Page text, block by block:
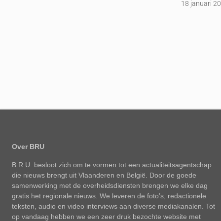
18 januari
Over BRU
B.R.U. besloot zich om te vormen tot een actualiteitsagentschap
die nieuws brengt uit Vlaanderen en België. Door de goede
samenwerking met de overheidsdiensten brengen we elke dag
gratis het regionale nieuws. We leveren de foto’s, redactionele
teksten, audio en video interviews aan diverse mediakanalen. Tot
op vandaag hebben we een zeer druk bezochte website met